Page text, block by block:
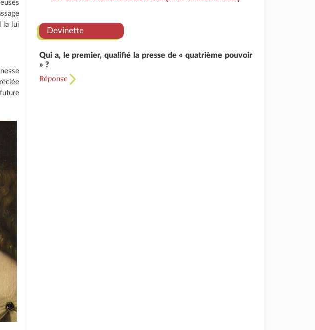
la lui
Devinette
Qui a, le premier, qualifié la presse de « quatrième pouvoir
» ?
Réponse